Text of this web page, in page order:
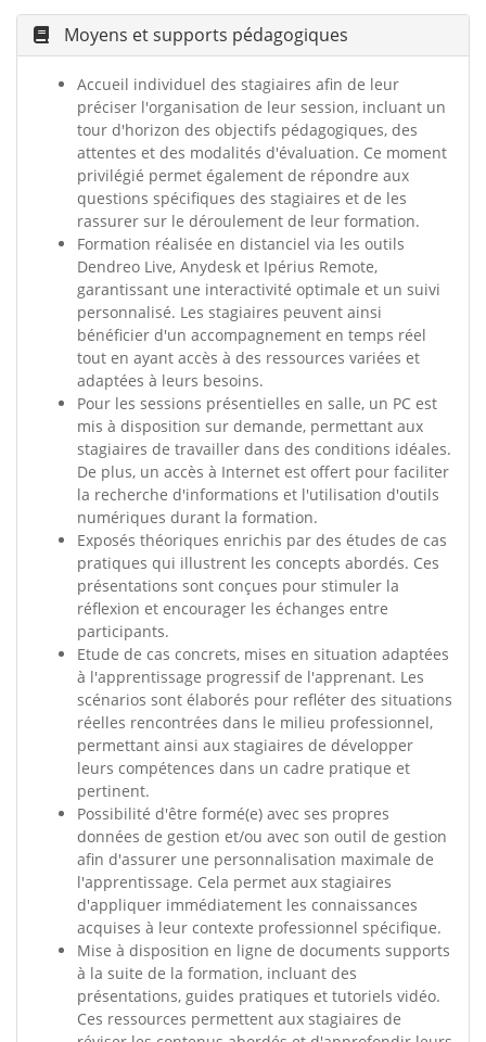
Moyens et supports pédagogiques
Accueil individuel des stagiaires afin de leur
préciser l'organisation de leur session, incluant un
tour d'horizon des objectifs pédagogiques, des
attentes et des modalités d'évaluation. Ce moment
privilégié permet également de répondre aux
questions spécifiques des stagiaires et de les
rassurer sur le déroulement de leur formation.
Formation réalisée en distanciel via les outils
Dendreo Live, Anydesk et Ipérius Remote,
garantissant une interactivité optimale et un suivi
personnalisé. Les stagiaires peuvent ainsi
bénéficier d'un accompagnement en temps réel
tout en ayant accès à des ressources variées et
adaptées à leurs besoins.
Pour les sessions présentielles en salle, un PC est
mis à disposition sur demande, permettant aux
stagiaires de travailler dans des conditions idéales.
De plus, un accès à Internet est offert pour faciliter
la recherche d'informations et l'utilisation d'outils
numériques durant la formation.
Exposés théoriques enrichis par des études de cas
pratiques qui illustrent les concepts abordés. Ces
présentations sont conçues pour stimuler la
réflexion et encourager les échanges entre
participants.
Etude de cas concrets, mises en situation adaptées
à l'apprentissage progressif de l'apprenant. Les
scénarios sont élaborés pour refléter des situations
réelles rencontrées dans le milieu professionnel,
permettant ainsi aux stagiaires de développer
leurs compétences dans un cadre pratique et
pertinent.
Possibilité d'être formé(e) avec ses propres
données de gestion et/ou avec son outil de gestion
afin d'assurer une personnalisation maximale de
l'apprentissage. Cela permet aux stagiaires
d'appliquer immédiatement les connaissances
acquises à leur contexte professionnel spécifique.
Mise à disposition en ligne de documents supports
à la suite de la formation, incluant des
présentations, guides pratiques et tutoriels vidéo.
Ces ressources permettent aux stagiaires de